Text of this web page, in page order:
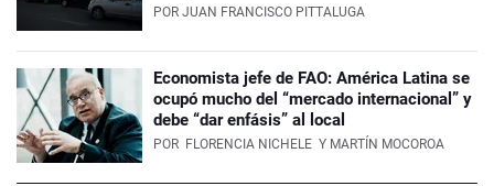
POR JUAN FRANCISCO PITTALUGA
Economista jefe de FAO: América Latina se
ocupó mucho del “mercado internacional” y
debe “dar enfásis” al local
POR FLORENCIA NICHELE Y MARTÍN MOCOROA